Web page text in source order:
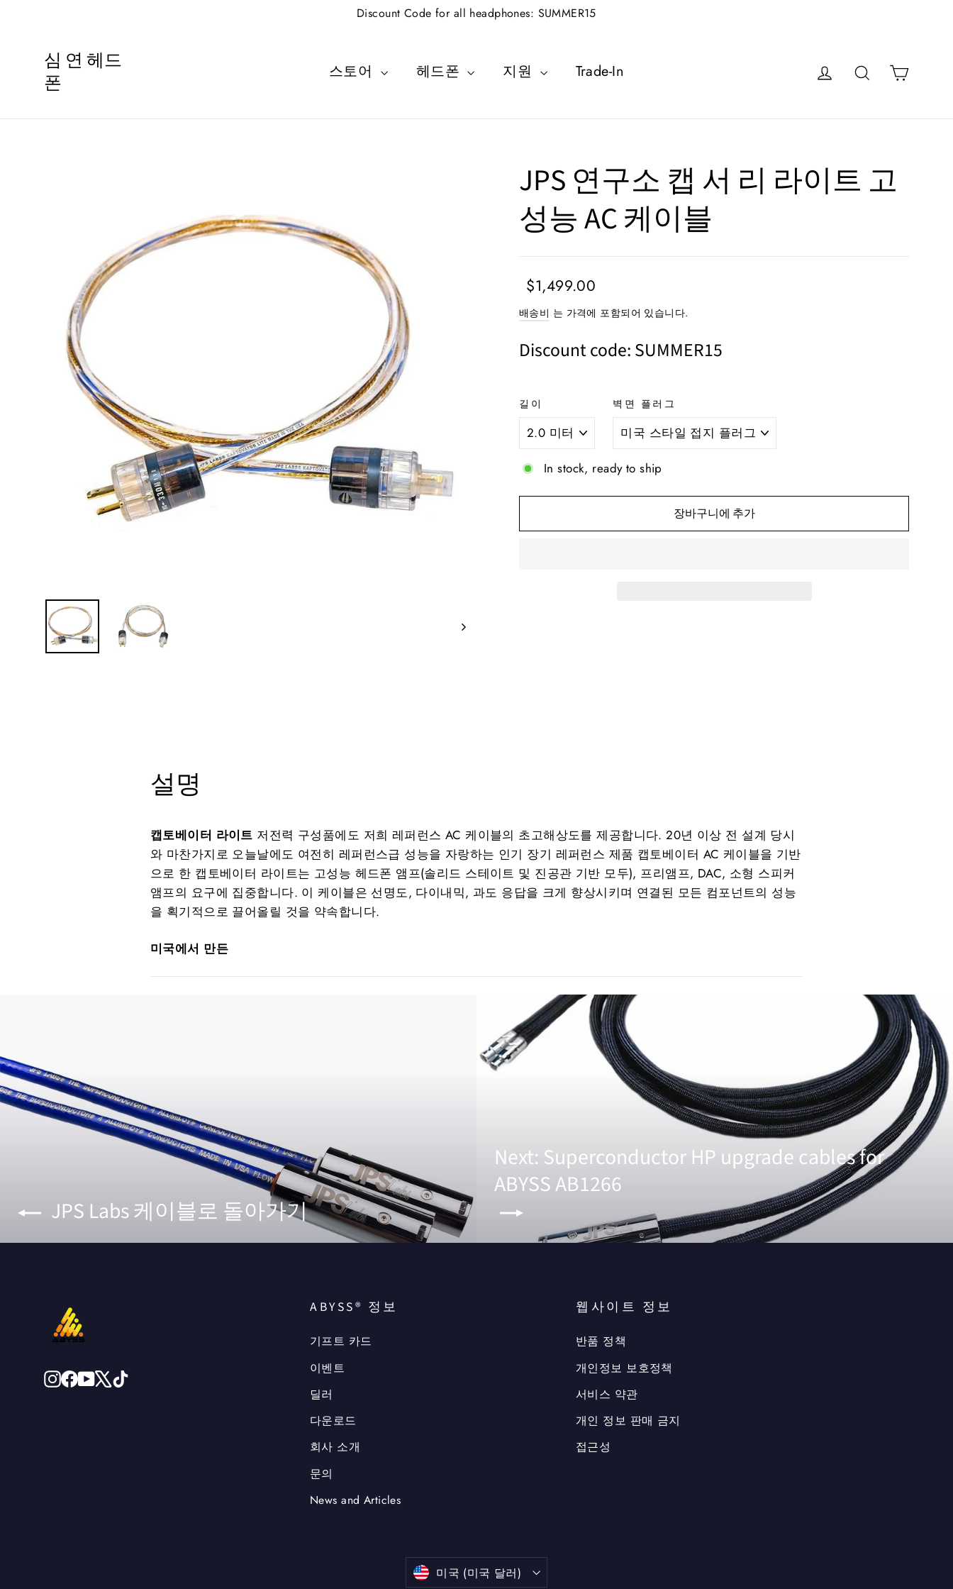
뛰
Discount Code for all headphones: SUMMER15
심 연 헤드
폰
스토어 헤드폰 지원 Trade-In 로그인 검색 카트
JPS 연구소 캡 서 리 라이트 고
성능 AC 케이블
일
가
격
판
가
격
$1,499.00
배송비 는 가격에 포함되어 있습니다.
Discount code: SUMMER15
길이 벽면 플러그
In stock, ready to ship
장바구니에 추가
설명
캡토베이터 라이트 저전력 구성품에도 저희 레퍼런스 AC 케이블의 초고해상도를 제공합니다. 20년 이상 전 설계 당시
와 마찬가지로 오늘날에도 여전히 레퍼런스급 성능을 자랑하는 인기 장기 레퍼런스 제품 캡토베이터 AC 케이블을 기반
으로 한 캡토베이터 라이트는 고성능 헤드폰 앰프(솔리드 스테이트 및 진공관 기반 모두), 프리앰프, DAC, 소형 스피커
앰프의 요구에 집중합니다. 이 케이블은 선명도, 다이내믹, 과도 응답을 크게 향상시키며 연결된 모든 컴포넌트의 성능
을 획기적으로 끌어올릴 것을 약속합니다.
미국에서 만든
JPS Labs 케이블로 돌아가기
Next: Superconductor HP upgrade cables for
ABYSS AB1266
Instagram
페 Youtube
X
ABYSS® 정보
기프트 카드
이벤트
딜러
다운로드
회사 소개
문의
News and Articles
웹사이트 정보
반품 정책
개인정보 보호정책
서비스 약관
개인 정보 판매 금지
접근성
통 미국 (미국 달러)